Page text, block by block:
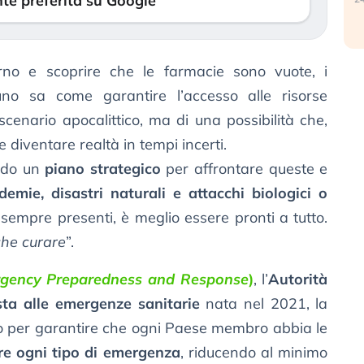
e scoprire che le farmacie sono vuote, i
sa come garantire l’accesso alle risorse
apocalittico, ma di una possibilità che,
diventare realtà in tempi incerti.
un piano strategico per affrontare queste e
disastri naturali e attacchi biologici o
presenti, è meglio essere pronti a tutto.
curare”.
Preparedness and Response), l’Autorità
alle emergenze sanitarienata nel 2021, la
per garantire che ogni Paese membro abbia le
ogni tipo di emergenza, riducendo al minimo